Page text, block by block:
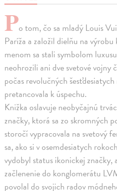
Po tom, čo sa mladý Louis
Paríža a založil dielňu na
menom sa stali symbolom
neohrozili ani dve svetové vojny
počas revolučných
pretancovala k úspechu.
Knižka oslavuje neobyčajnú
značky, ktorá sa zo skromných
storočí vypracovala na svetový
sa, ako si v osemdesiatych
vydobyl status ikonickej značky,
začlenenie do konglomerátu
povolal do svojich radov